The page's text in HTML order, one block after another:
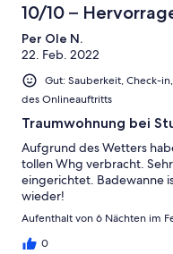
10/10 –
Per Ole N.
22. Feb. 2022
Gut: Sauberkeit, Check-
des Onlineauftritts
Traumwohnung bei
Aufgrund des Wetters
tollen Whg verbracht.
eingerichtet. Badewanne
wieder!
Aufenthalt von 6 Nächten im
0